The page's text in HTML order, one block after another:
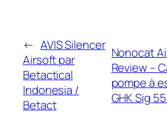
← AVIS Silencer
Airsoft par
Betactical
Indonesia /
Betact
Nonocat
Review –
pompe à
GHK Sig